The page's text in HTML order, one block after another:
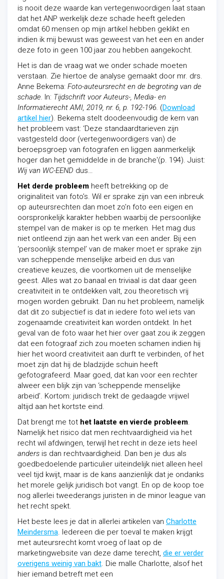
is nooit deze waarde kan vertegenwoordigen laat staan
dat het ANP werkelijk deze schade heeft geleden
omdat 60 mensen op mijn artikel hebben geklikt en
indien ik mij bewust was geweest van het een en ander
deze foto in geen 100 jaar zou hebben aangekocht.
Het is dan de vraag wat we onder schade moeten
verstaan. Zie hiertoe de analyse gemaakt door mr. drs.
Anne Bekema: Foto-auteursrecht en de begroting van de
schade. In: Tijdschrift voor Auteurs-, Media- en
Informatierecht AMI, 2019, nr. 6, p. 192-196. (Download
artikel hier). Bekema stelt doodeenvoudig de kern van
het probleem vast: ‘Deze standaardtarieven zijn
vastgesteld door (vertegenwoordigers van) de
beroepsgroep van fotografen en liggen aanmerkelijk
hoger dan het gemiddelde in de branche'(p. 194). Juist:
Wij van WC-EEND dus…
Het derde probleem heeft betrekking op de
originaliteit van foto’s. Wil er sprake zijn van een inbreuk
op auteursrechten dan moet zo’n foto een eigen en
oorspronkelijk karakter hebben waarbij de persoonlijke
stempel van de maker is op te merken. Het mag dus
niet ontleend zijn aan het werk van een ander. Bij een
‘persoonlijk stempel’ van de maker moet er sprake zijn
van scheppende menselijke arbeid en dus van
creatieve keuzes, die voortkomen uit de menselijke
geest. Alles wat zo banaal en triviaal is dat daar geen
creativiteit in te ontdekken valt, zou theoretisch vrij
mogen worden gebruikt. Dan nu het probleem, namelijk
dat dit zo subjectief is dat in iedere foto wel iets van
zogenaamde creativiteit kan worden ontdekt. In het
geval van de foto waar het hier over gaat zou ik zeggen
dat een fotograaf zich zou moeten schamen indien hij
hier het woord creativiteit aan durft te verbinden, of het
moet zijn dat hij de bladzijde schuin heeft
gefotografeerd. Maar goed, dat kan voor een rechter
alweer een blijk zijn van ‘scheppende menselijke
arbeid’. Kortom: juridisch trekt de gedaagde vrijwel
altijd aan het kortste eind.
Dat brengt me tot het laatste en vierde probleem.
Namelijk het risico dat men rechtvaardigheid via het
recht wil afdwingen, terwijl het recht in deze iets heel
anders is dan rechtvaardigheid. Dan ben je dus als
goedbedoelende particulier uiteindelijk niet alleen heel
veel tijd kwijt, maar is de kans aanzienlijk dat je ondanks
het morele gelijk juridisch bot vangt. En op de koop toe
nog allerlei tweederangs juristen in de minor league van
het recht spekt.
Het beste lees je dat in allerlei artikelen van Charlotte
Meindersma. Iedereen die per toeval te maken krijgt
met auteursrecht komt vroeg of laat op de
marketingwebsite van deze dame terecht, die er verder
overigens weinig van bakt. Die malle Charlotte, alsof het
hier iemand betreft met een